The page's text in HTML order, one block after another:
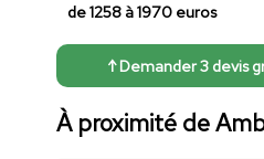
de 1258 à 1970 euros
↑ Demander 3 devis
À proximité de